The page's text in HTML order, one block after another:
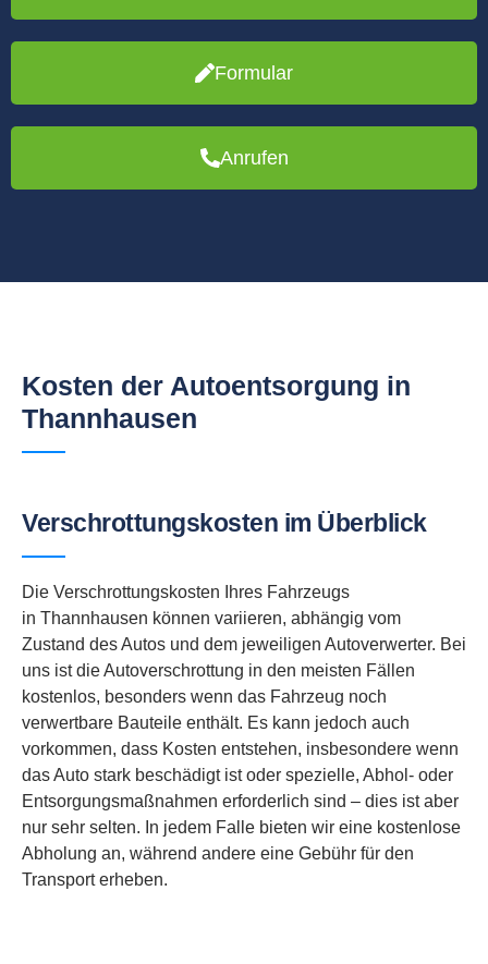
Formular
Anrufen
Kosten der Autoentsorgung in
Thannhausen
Verschrottungskosten im Überblick
Die Verschrottungskosten Ihres Fahrzeugs
in Thannhausen können variieren, abhängig vom
Zustand des Autos und dem jeweiligen Autoverwerter. Bei
uns ist die Autoverschrottung in den meisten Fällen
kostenlos, besonders wenn das Fahrzeug noch
verwertbare Bauteile enthält. Es kann jedoch auch
vorkommen, dass Kosten entstehen, insbesondere wenn
das Auto stark beschädigt ist oder spezielle, Abhol- oder
Entsorgungsmaßnahmen erforderlich sind – dies ist aber
nur sehr selten. In jedem Falle bieten wir eine kostenlose
Abholung an, während andere eine Gebühr für den
Transport erheben.